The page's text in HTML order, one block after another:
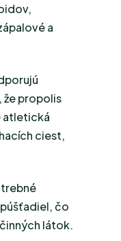
a
že propolis
atletická
ciest,
čo
látok.